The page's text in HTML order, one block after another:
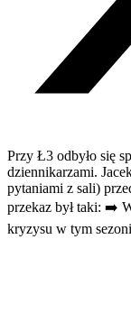
Przy Ł3 odbyło się
dziennikarzami.
pytaniami z sali)
przekaz był taki: ➡️
kryzysu w tym